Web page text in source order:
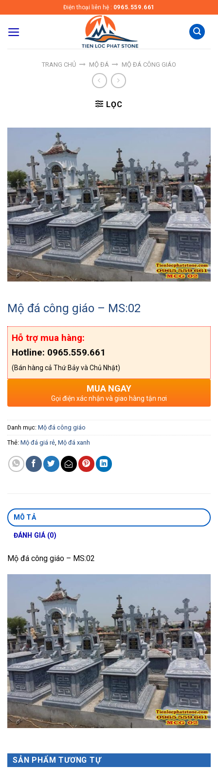
to
content
Điện thoại liên hệ : 0965.559.661
TRANG CHỦ MỘ ĐÁ MỘ ĐÁ CÔNG GIÁO
LỌC
Mộ đá công giáo – MS:02
Hỗ trợ mua hàng:
Hotline: 0965.559.661
(Bán hàng cả Thứ Bảy và Chủ Nhật)
MUA NGAY
Gọi điện xác nhận và giao hàng tận nơi
Danh mục: Mộ đá công giáo
Thẻ: Mộ đá giá rẻ Mộ đá xanh
MÔ TẢ
ĐÁNH GIÁ (0)
Mộ đá công giáo – MS:02
SẢN PHẨM TƯƠNG TỰ